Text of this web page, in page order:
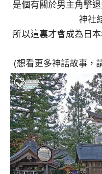
是個有關於男主角擊
神社
所以這裏才會成為日
(想看更多神話故事，